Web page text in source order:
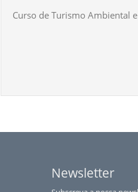
Curso de Turismo Ambiental
Newsletter